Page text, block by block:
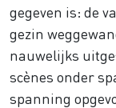
gegeven is: de
gezin
nauwelijks
scènes onder
spanning